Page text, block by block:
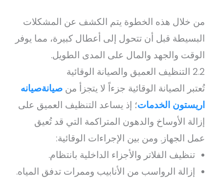
من خلال هذه الخطوة يتم الكشف عن المشكلات
البسيطة قبل أن تتحول إلى أعطال كبيرة، مما يوفر
الوقت والجهد والمال على المدى الطويل.
2.2 التنظيف العميق والصيانة الوقائية
تُعتبر الصيانة الوقائية جزءاً لا يتجزأ منصيانةصيانه
اريستون الخدمات؛ إذ يساعد التنظيف العميق على
إزالة الأوساخ والدهون المتراكمة التي قد تُعيق
عمل الجهاز. ومن بين الإجراءات الوقائية:
تنظيف الفلاتر والأجزاء الداخلية بانتظام.
إزالة الرواسب من الأنابيب وممرات تدفق المياه.